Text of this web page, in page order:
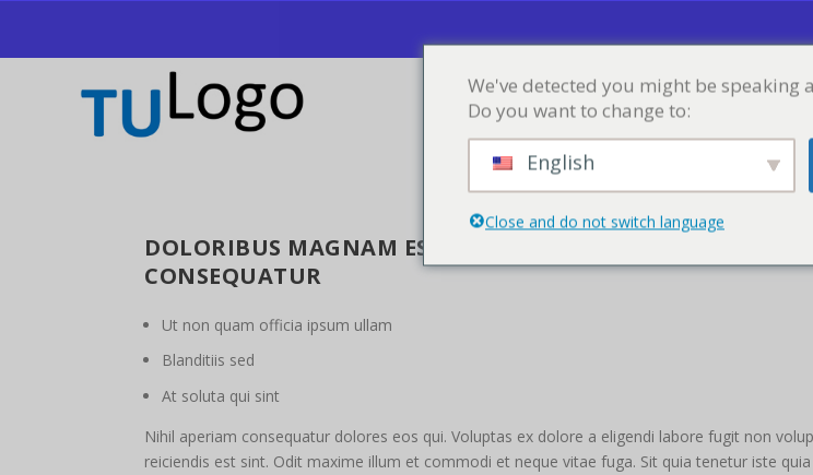
CURSOS TIENDA
DOLORIBUS MAGNAM EST HIC LABORIOSAM APERIAM
CONSEQUATUR
Ut non quam officia ipsum ullam
Blanditiis sed
At soluta qui sint
Nihil aperiam consequatur dolores eos qui. Voluptas ex dolore a eligendi labore fugit non
reiciendis est sint. Odit maxime illum et commodi et neque vitae fuga. Sit quia tenetur iste
We've detected you might be speaking
Do you want to change to:
English
Close and do not switch language